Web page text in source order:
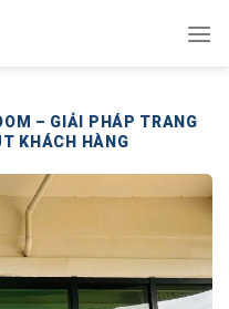
– GIẢI PHÁP TRANG
KHÁCH HÀNG